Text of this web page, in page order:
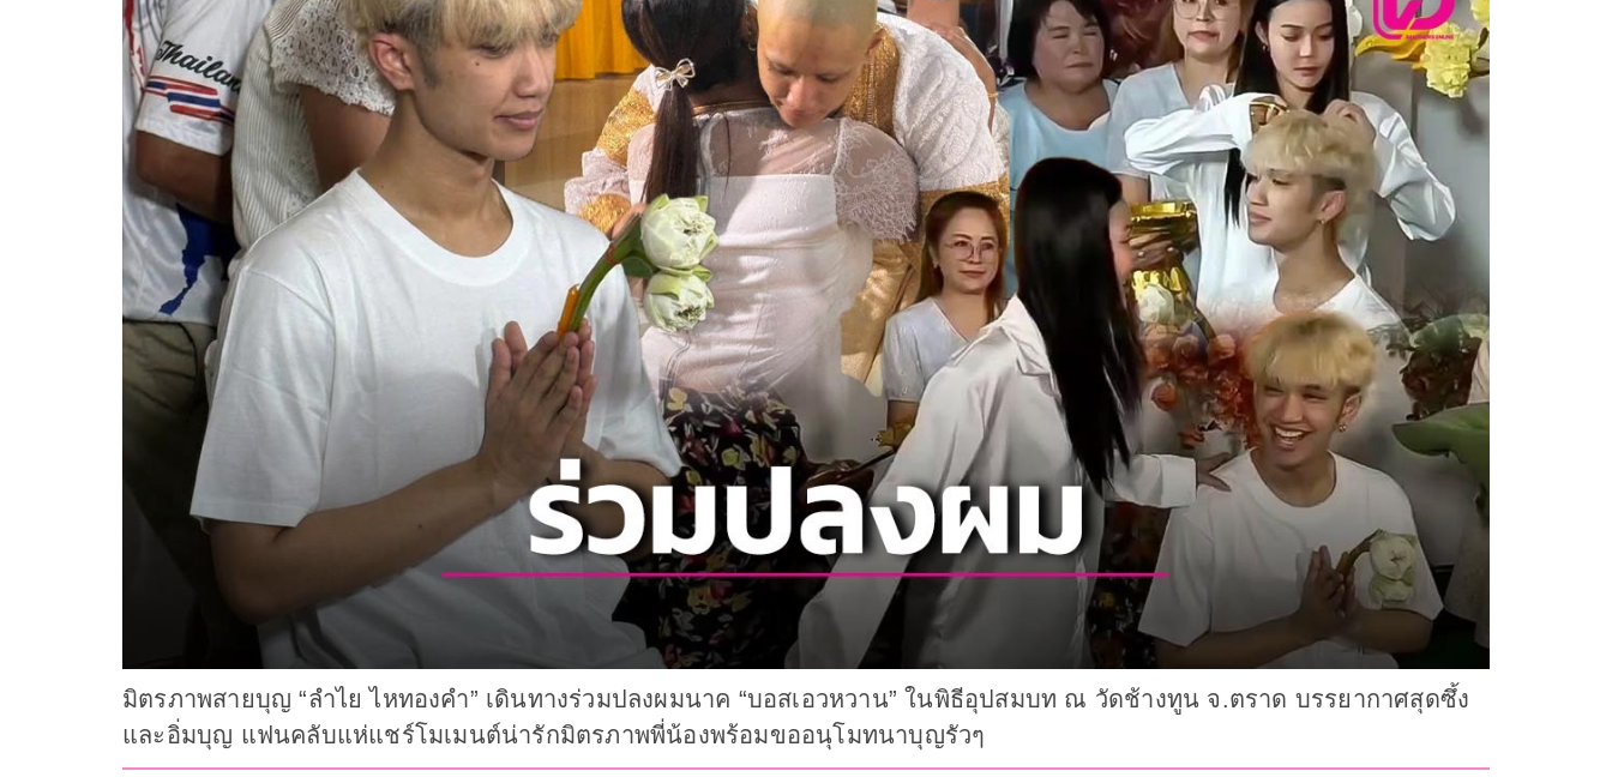
มิตรภาพสายบุญ “ลำไย ไหทองคำ” เดินทางร่วมปลงผมนาค “บอสเอวหวาน” ในพิธีอุปสมบท ณ วัดช้างทูน จ.ตราด บรรยากาศสุดซึ้ง
และอิ่มบุญ แฟนคลับแห่แชร์โมเมนต์น่ารักมิตรภาพพี่น้องพร้อมขออนุโมทนาบุญรัวๆ